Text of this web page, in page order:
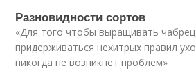
Разновидности сортов
«Для того чтобы выращивать
придерживаться нехитрых правил
никогда не возникнет проблем»